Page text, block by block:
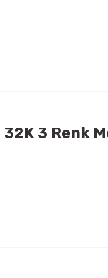
32K 3 Renk